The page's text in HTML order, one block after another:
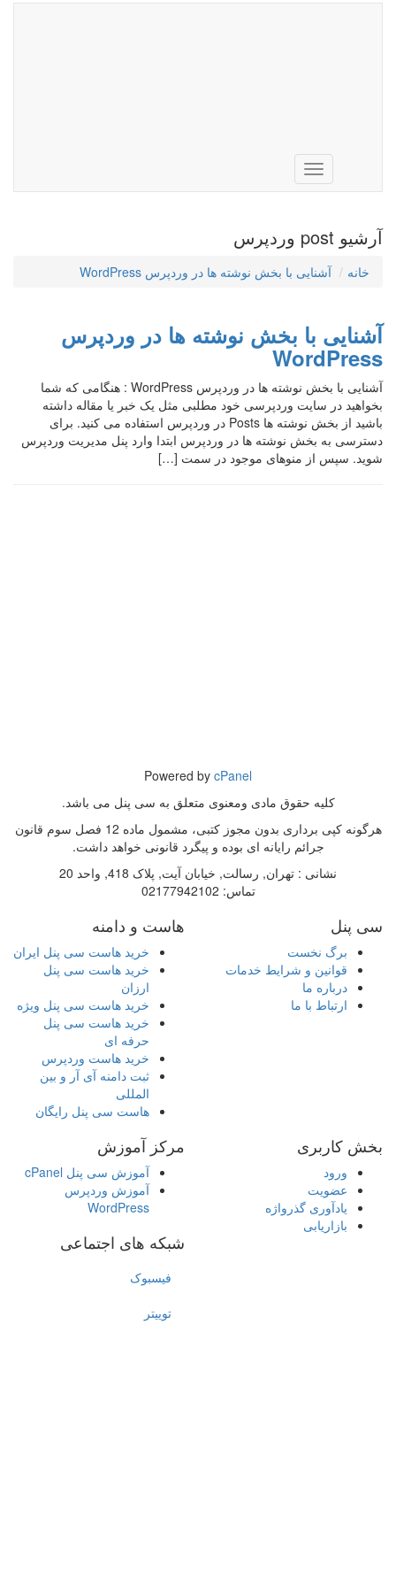
Toggle
navigation
آرشیو post وردپرس
خانه آشنایی با بخش نوشته ها در وردپرس WordPress
آشنایی با بخش نوشته ها در وردپرس
WordPress
آشنایی با بخش نوشته ها در وردپرس WordPress : هنگامی که شما
بخواهید در سایت وردپرسی خود مطلبی مثل یک خبر یا مقاله داشته
باشید از بخش نوشته ها Posts در وردپرس استفاده می کنید. برای
دسترسی به بخش نوشته ها در وردپرس ابتدا وارد پنل مدیریت وردپرس
شوید. سپس از منوهای موجود در سمت […]
Powered by cPanel
کلیه حقوق مادی ومعنوی متعلق به سی پنل می باشد.
هرگونه کپی برداری بدون مجوز کتبی، مشمول ماده 12 فصل سوم قانون
جرائم رایانه ای بوده و پیگرد قانونی خواهد داشت.
نشانی : تهران, رسالت, خیابان آیت, پلاک 418, واحد 20
تماس:
سی پنل
برگ نخست
قوانین و شرایط خدمات
درباره ما
ارتباط با ما
هاست و دامنه
خرید هاست سی پنل ایران
خرید هاست سی پنل
ارزان
خرید هاست سی پنل ویژه
خرید هاست سی پنل
حرفه ای
خرید هاست وردپرس
ثبت دامنه آی آر و بین
المللی
هاست سی پنل رایگان
بخش کاربری
ورود
عضویت
یادآوری گذرواژه
بازاریابی
مرکز آموزش
آموزش سی پنل cPanel
آموزش وردپرس
WordPress
شبکه های اجتماعی
فیسبوک
توییتر